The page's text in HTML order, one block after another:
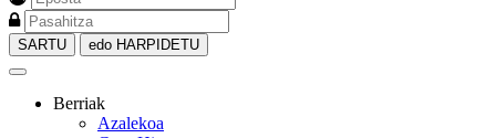
SARTU edo HARPIDETU
Berriak
Azalekoa